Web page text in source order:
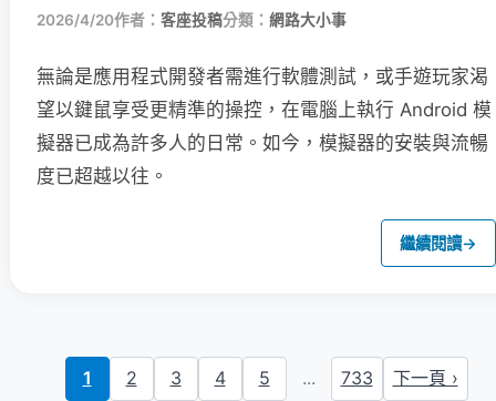
2026/4/20作者： 客座投稿分類： 網路大小事
無論是應用程式開發者需進行軟體測試，或手遊玩家渴
望以鍵鼠享受更精準的操控，在電腦上執行 Android 模
擬器已成為許多人的日常。如今，模擬器的安裝與流暢
度已超越以往。
繼續閱讀→
1 2 3 4 5 ... 733 下一頁 ›